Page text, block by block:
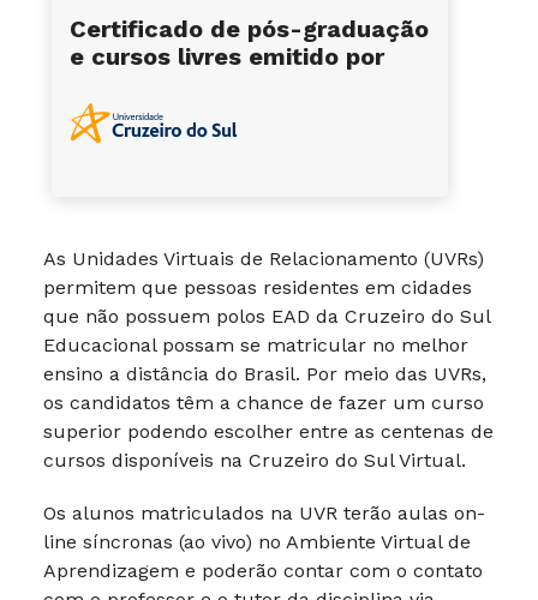
As Unidades Virtuais de Relacionamento (UVRs)
permitem que pessoas residentes em cidades
que não possuem polos EAD da Cruzeiro do Sul
Educacional possam se matricular no melhor
ensino a distância do Brasil. Por meio das UVRs,
os candidatos têm a chance de fazer um curso
superior podendo escolher entre as centenas de
cursos disponíveis na Cruzeiro do Sul Virtual.
Os alunos matriculados na UVR terão aulas on-
line síncronas (ao vivo) no Ambiente Virtual de
Aprendizagem e poderão contar com o contato
Certificado de pós-graduação
e cursos livres emitido por